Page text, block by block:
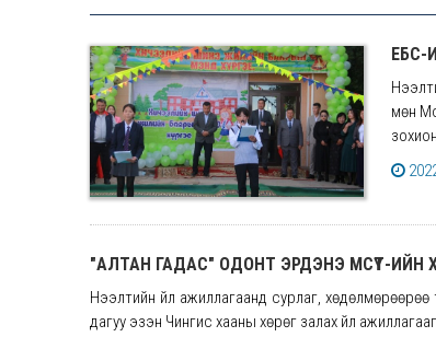
ЕБС-
мөн
"АЛТАН ГАДАС" ОДОНТ ЭРДЭНЭ МСҮТ-
Нээлтийн үйл ажиллагаанд сурлаг,
дагуу эзэн Чингис хааны хөрөг залах үйл